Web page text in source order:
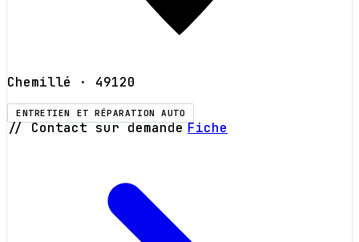
Chemillé · 49120
ENTRETIEN ET RÉPARATION AUTO
// Contact sur demande Fiche